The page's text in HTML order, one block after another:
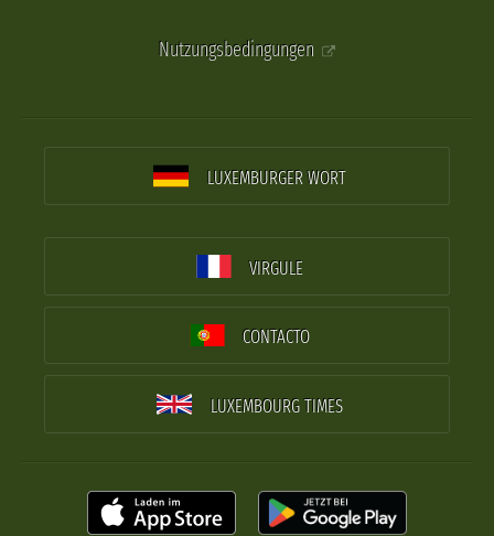
Nutzungsbedingungen
LUXEMBURGER WORT
VIRGULE
CONTACTO
LUXEMBOURG TIMES